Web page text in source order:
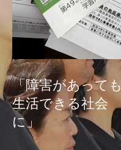
「障害があって
生活できる社会
に」 第
国会請願署名、